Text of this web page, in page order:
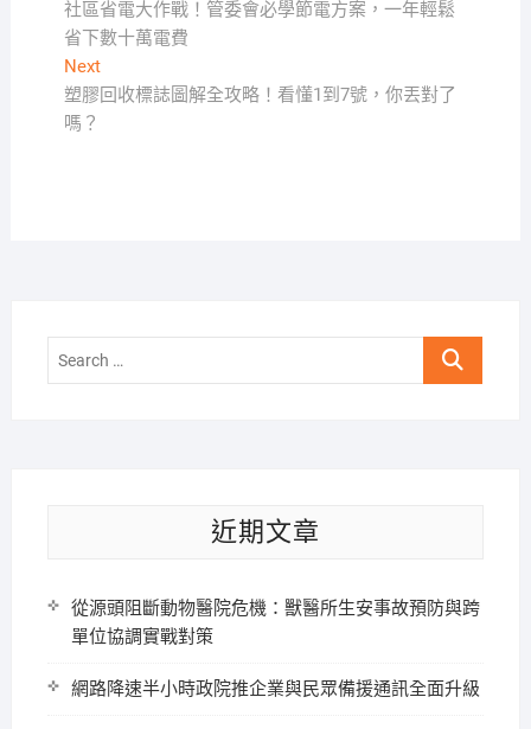
章
導
覽
post:
社區省電大作戰！管委會必學節電方案，一年輕鬆
省下數十萬電費
NextNext
post:
塑膠回收標誌圖解全攻略！看懂1到7號，你丟對了
嗎？
Search
近期文章
從源頭阻斷動物醫院危機：獸醫所生安事故預防與跨
單位協調實戰對策
網路降速半小時政院推企業與民眾備援通訊全面升級